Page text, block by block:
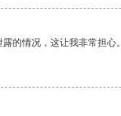
的情况，这让我非常担心。